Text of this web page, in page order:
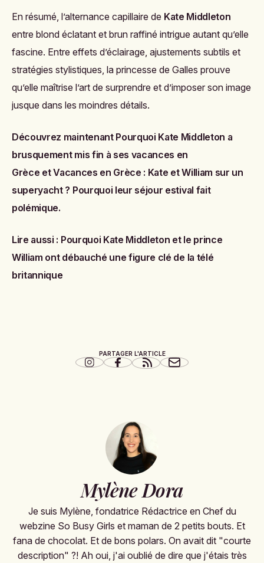
En résumé, l’alternance capillaire de Kate Middleton
entre blond éclatant et brun raffiné intrigue autant qu’elle
fascine. Entre effets d’éclairage, ajustements subtils et
stratégies stylistiques, la princesse de Galles prouve
qu’elle maîtrise l’art de surprendre et d’imposer son image
jusque dans les moindres détails.
Découvrez maintenant Pourquoi Kate Middleton a
brusquement mis fin à ses vacances en
Grèce etVacances en Grèce : Kate et William sur un
superyacht ? Pourquoi leur séjour estival fait
polémique.
Lire aussi : Pourquoi Kate Middleton et le prince
William ont débauché une figure clé de la télé
britannique
PARTAGER L'ARTICLE
Mylène Dora
Je suis Mylène, fondatrice Rédactrice en Chef du
webzine So Busy Girls et maman de 2 petits bouts. Et
fana de chocolat. Et de bons polars. On avait dit "courte
description" ?! Ah oui, j'ai oublié de dire que j'étais très